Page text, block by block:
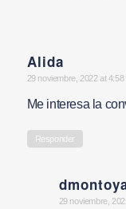
Alida
says:
29 noviembre, 2022 at 4:58
Me interesa la
Responder
says:
29 noviembre,